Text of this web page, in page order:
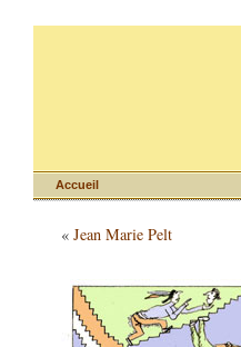
Accueil
« Jean Marie Pelt